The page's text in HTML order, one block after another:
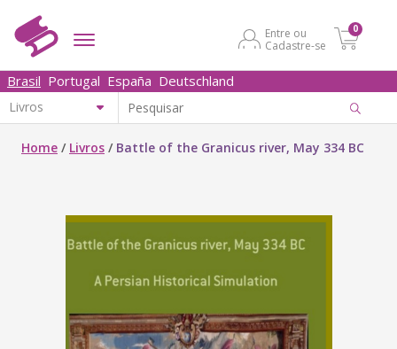
Entre ou
Cadastre-se
0
Brasil Portugal España Deutschland
Home / Livros / Battle of the Granicus river, May 334 BC